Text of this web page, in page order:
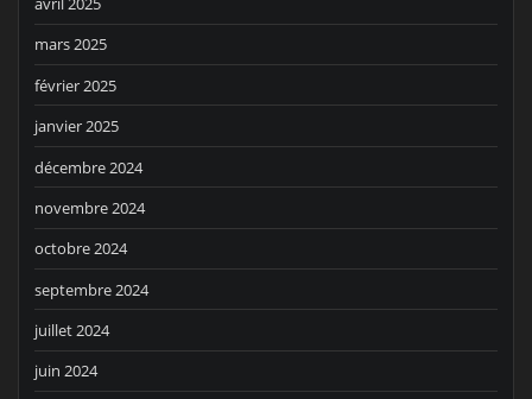
mars 2025
février 2025
janvier 2025
décembre 2024
novembre 2024
octobre 2024
septembre 2024
juillet 2024
juin 2024